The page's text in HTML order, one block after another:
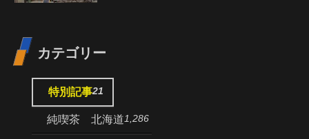
カテゴリー
特別記事21
純喫茶 北海道1,286